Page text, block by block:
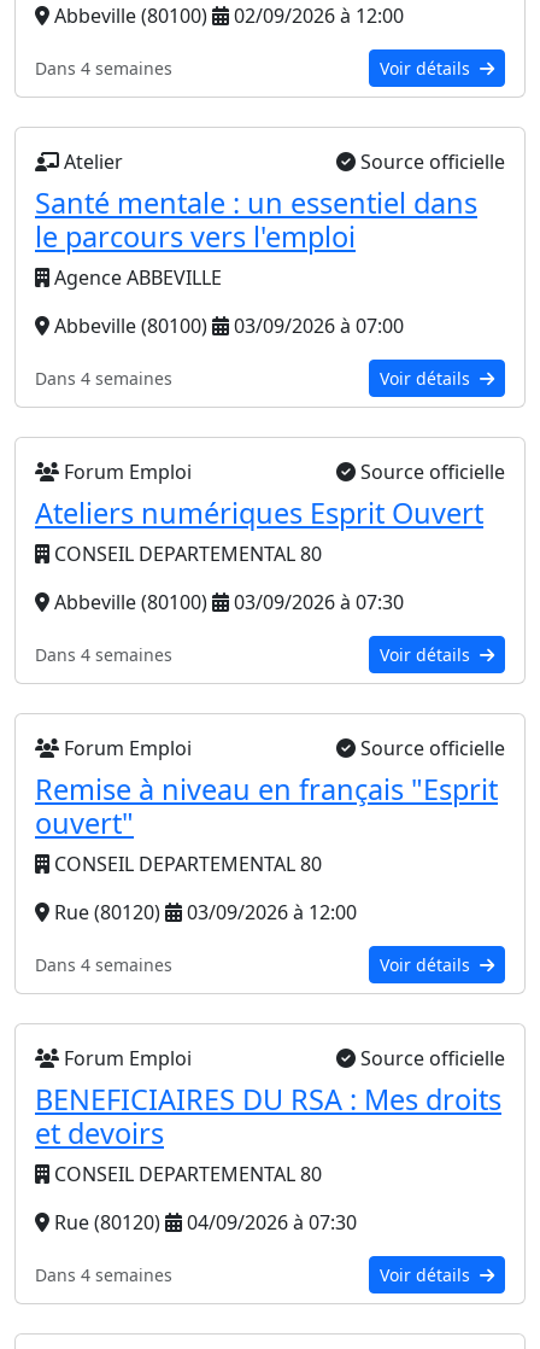
Abbeville (80100)
02/09/2026 à 12:00
Dans 4 semaines Voir détails
Atelier Source officielle
Santé mentale : un essentiel dans
le parcours vers l'emploi
Agence ABBEVILLE
Abbeville (80100)
03/09/2026 à 07:00
Dans 4 semaines Voir détails
Forum Emploi Source officielle
Ateliers numériques Esprit Ouvert
CONSEIL DEPARTEMENTAL 80
Abbeville (80100)
03/09/2026 à 07:30
Dans 4 semaines Voir détails
Forum Emploi Source officielle
Remise à niveau en français "Esprit
ouvert"
CONSEIL DEPARTEMENTAL 80
Rue (80120)
03/09/2026 à 12:00
Dans 4 semaines Voir détails
Forum Emploi Source officielle
BENEFICIAIRES DU RSA : Mes droits
et devoirs
CONSEIL DEPARTEMENTAL 80
Rue (80120)
04/09/2026 à 07:30
Dans 4 semaines Voir détails